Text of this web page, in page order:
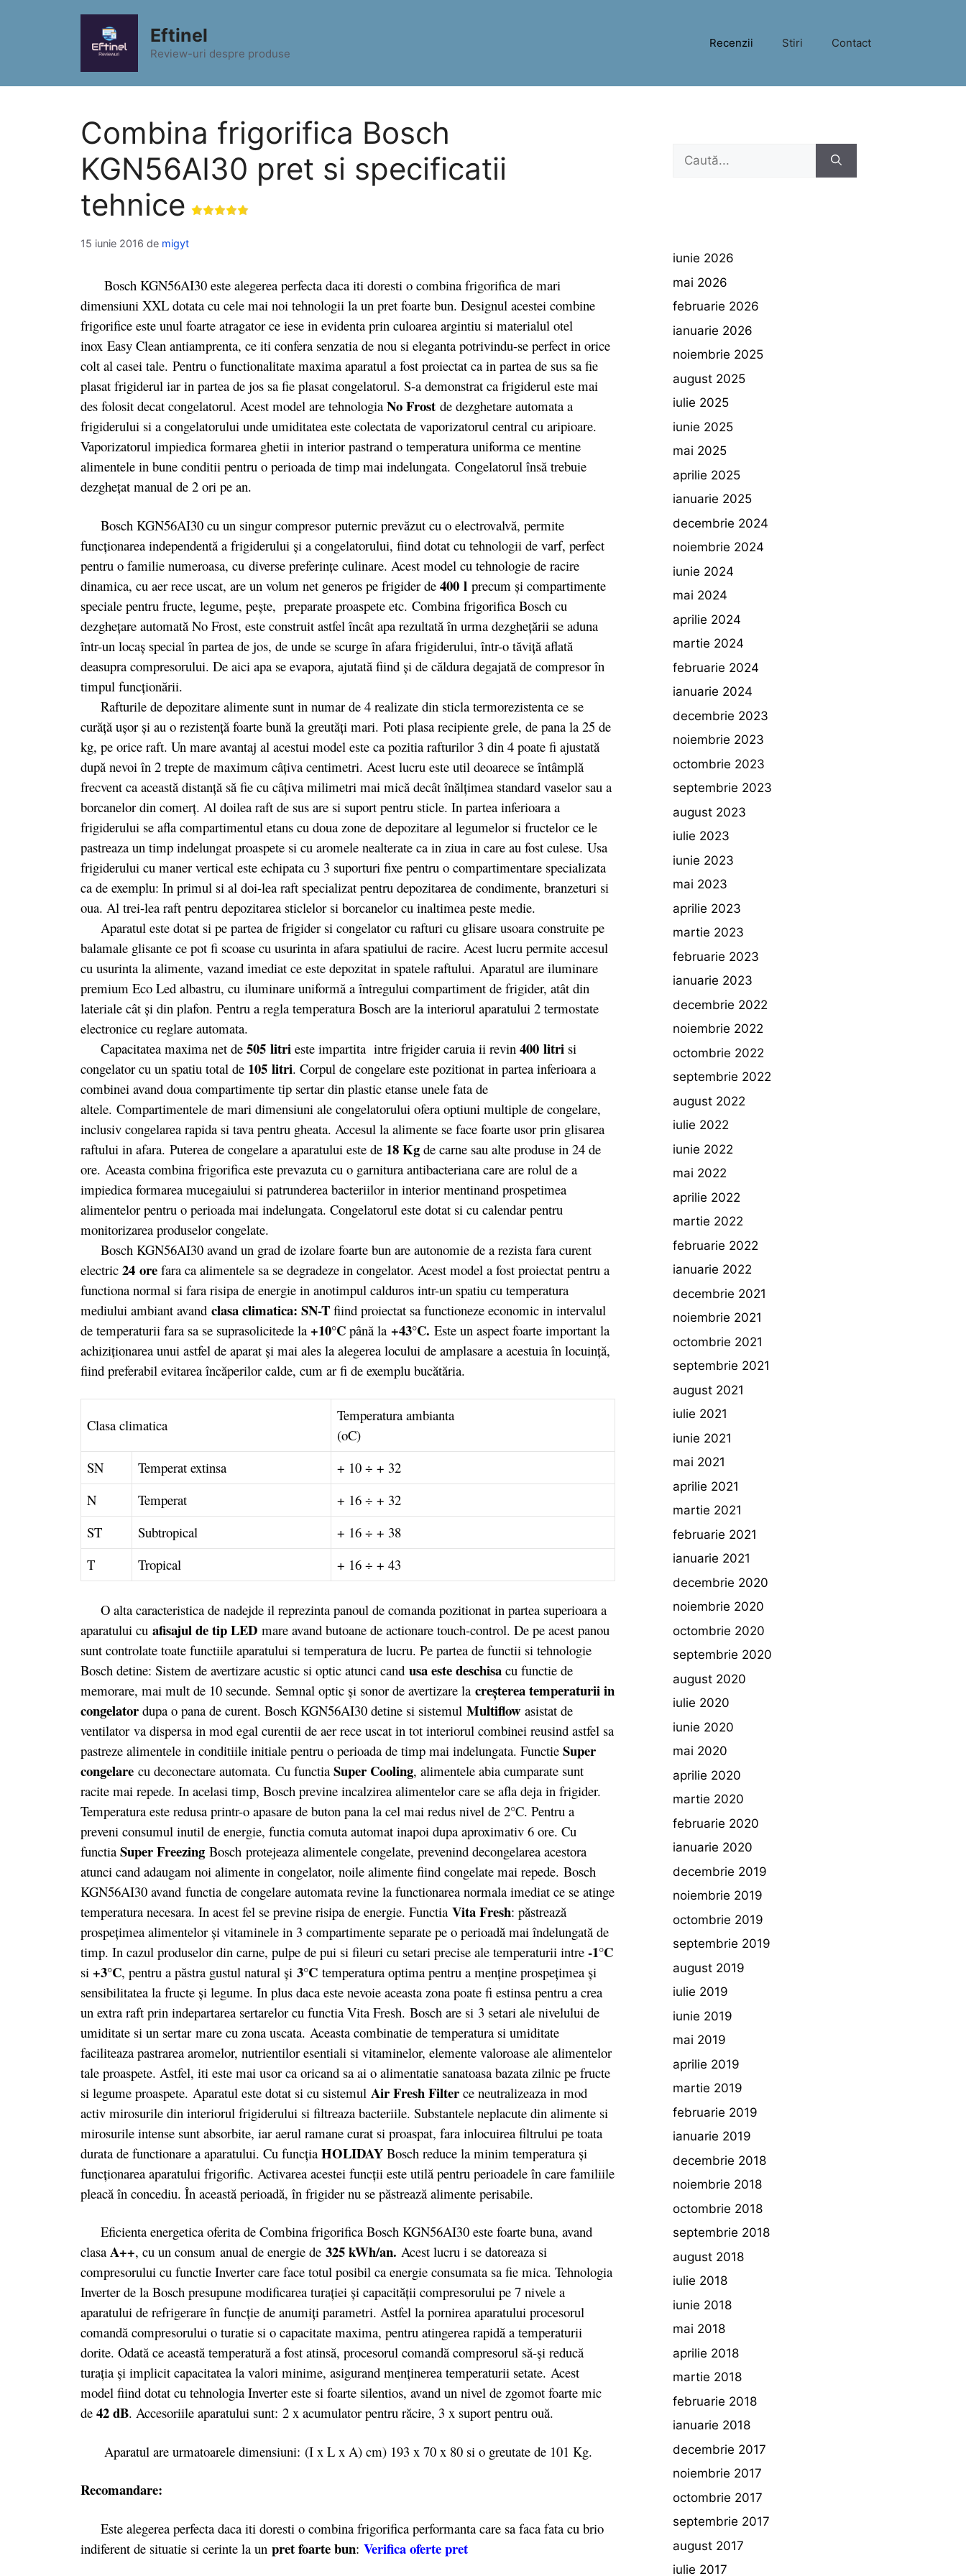
Eftinel
Review-uri despre produse
Recenzii Stiri Contact
Combina frigorifica Bosch
KGN56AI30 pret si specificatii
tehnice
15 iunie 2016 de migyt
Bosch KGN56AI30 este alegerea perfecta daca iti doresti o combina frigorifica de mari
dimensiuni XXL dotata cu cele mai noi tehnologii la un pret foarte bun. Designul acestei combine
frigorifice este unul foarte atragator ce iese in evidenta prin culoarea argintiu si materialul otel
inox Easy Clean antiamprenta, ce iti confera senzatia de nou si eleganta potrivindu-se perfect in orice
colt al casei tale. Pentru o functionalitate maxima aparatul a fost proiectat ca in partea de sus sa fie
plasat frigiderul iar in partea de jos sa fie plasat congelatorul. S-a demonstrat ca frigiderul este mai
des folosit decat congelatorul. Acest model are tehnologia No Frost de dezghetare automata a
frigiderului si a congelatorului unde umiditatea este colectata de vaporizatorul central cu aripioare.
Vaporizatorul impiedica formarea ghetii in interior pastrand o temperatura uniforma ce mentine
alimentele in bune conditii pentru o perioada de timp mai indelungata. Congelatorul însă trebuie
dezgheţat manual de 2 ori pe an.
Bosch KGN56AI30 cu un singur compresor puternic prevăzut cu o electrovalvă, permite
funcţionarea independentă a frigiderului şi a congelatorului, fiind dotat cu tehnologii de varf, perfect
pentru o familie numeroasa, cu diverse preferințe culinare. Acest model cu tehnologie de racire
dinamica, cu aer rece uscat, are un volum net generos pe frigider de 400 l precum și compartimente
speciale pentru fructe, legume, pește, preparate proaspete etc. Combina frigorifica Bosch cu
dezgheţare automată No Frost, este construit astfel încât apa rezultată în urma dezgheţării se aduna
într-un locaş special în partea de jos, de unde se scurge în afara frigiderului, într-o tăviţă aflată
deasupra compresorului. De aici apa se evapora, ajutată fiind şi de căldura degajată de compresor în
timpul funcţionării.
Rafturile de depozitare alimente sunt in numar de 4 realizate din sticla termorezistenta ce se
curăță ușor și au o rezistență foarte bună la greutăți mari. Poti plasa recipiente grele, de pana la 25 de
kg, pe orice raft. Un mare avantaj al acestui model este ca pozitia rafturilor 3 din 4 poate fi ajustată
după nevoi în 2 trepte de maximum câţiva centimetri. Acest lucru este util deoarece se întâmplă
frecvent ca această distanţă să fie cu câţiva milimetri mai mică decât înălţimea standard vaselor sau a
borcanelor din comerţ. Al doilea raft de sus are si suport pentru sticle. In partea inferioara a
frigiderului se afla compartimentul etans cu doua zone de depozitare al legumelor si fructelor ce le
pastreaza un timp indelungat proaspete si cu aromele nealterate ca in ziua in care au fost culese. Usa
frigiderului cu maner vertical este echipata cu 3 suporturi fixe pentru o compartimentare specializata
ca de exemplu: In primul si al doi-lea raft specializat pentru depozitarea de condimente, branzeturi si
oua. Al trei-lea raft pentru depozitarea sticlelor si borcanelor cu inaltimea peste medie.
Aparatul este dotat si pe partea de frigider si congelator cu rafturi cu glisare usoara construite pe
balamale glisante ce pot fi scoase cu usurinta in afara spatiului de racire. Acest lucru permite accesul
cu usurinta la alimente, vazand imediat ce este depozitat in spatele raftului. Aparatul are iluminare
premium Eco Led albastru, cu iluminare uniformă a întregului compartiment de frigider, atât din
lateriale cât și din plafon. Pentru a regla temperatura Bosch are la interiorul aparatului 2 termostate
electronice cu reglare automata.
Capacitatea maxima net de 505 litri este impartita intre frigider caruia ii revin 400 litri si
congelator cu un spatiu total de 105 litri. Corpul de congelare este pozitionat in partea inferioara a
combinei avand doua compartimente tip sertar din plastic etanse unele fata de
altele. Compartimentele de mari dimensiuni ale congelatorului ofera optiuni multiple de congelare,
inclusiv congelarea rapida si tava pentru gheata. Accesul la alimente se face foarte usor prin glisarea
raftului in afara. Puterea de congelare a aparatului este de 18 Kg de carne sau alte produse in 24 de
ore. Aceasta combina frigorifica este prevazuta cu o garnitura antibacteriana care are rolul de a
impiedica formarea mucegaiului si patrunderea bacteriilor in interior mentinand prospetimea
alimentelor pentru o perioada mai indelungata. Congelatorul este dotat si cu calendar pentru
monitorizarea produselor congelate.
Bosch KGN56AI30 avand un grad de izolare foarte bun are autonomie de a rezista fara curent
electric 24 ore fara ca alimentele sa se degradeze in congelator. Acest model a fost proiectat pentru a
functiona normal si fara risipa de energie in anotimpul calduros intr-un spatiu cu temperatura
mediului ambiant avand clasa climatica: SN-T fiind proiectat sa functioneze economic in intervalul
de temperaturii fara sa se suprasolicitede la +10°C până la +43°C. Este un aspect foarte important la
achiziţionarea unui astfel de aparat şi mai ales la alegerea locului de amplasare a acestuia în locuinţă,
fiind preferabil evitarea încăperilor calde, cum ar fi de exemplu bucătăria.
Clasa climatica
Temperatura ambianta
(oC)
SN
Temperat extinsa
+ 10 ÷ + 32
N
Temperat
+ 16 ÷ + 32
ST
Subtropical
+ 16 ÷ + 38
T
Tropical + 16 ÷ + 43
O alta caracteristica de nadejde il reprezinta panoul de comanda pozitionat in partea superioara a
aparatului cu afisajul de tip LED mare avand butoane de actionare touch-control. De pe acest panou
sunt controlate toate functiile aparatului si temperatura de lucru. Pe partea de functii si tehnologie
Bosch detine: Sistem de avertizare acustic si optic atunci cand usa este deschisa cu functie de
memorare, mai mult de 10 secunde. Semnal optic şi sonor de avertizare la creşterea temperaturii in
congelator dupa o pana de curent. Bosch KGN56AI30 detine si sistemul Multiflow asistat de
ventilator va dispersa in mod egal curentii de aer rece uscat in tot interiorul combinei reusind astfel sa
pastreze alimentele in conditiile initiale pentru o perioada de timp mai indelungata. Functie Super
congelare cu deconectare automata. Cu functia Super Cooling, alimentele abia cumparate sunt
racite mai repede. In acelasi timp, Bosch previne incalzirea alimentelor care se afla deja in frigider.
Temperatura este redusa printr-o apasare de buton pana la cel mai redus nivel de 2°C. Pentru a
preveni consumul inutil de energie, functia comuta automat inapoi dupa aproximativ 6 ore. Cu
functia Super Freezing Bosch protejeaza alimentele congelate, prevenind decongelarea acestora
atunci cand adaugam noi alimente in congelator, noile alimente fiind congelate mai repede. Bosch
KGN56AI30 avand functia de congelare automata revine la functionarea normala imediat ce se atinge
temperatura necesara. In acest fel se previne risipa de energie. Functia Vita Fresh: păstrează
prospețimea alimentelor și vitaminele in 3 compartimente separate pe o perioadă mai îndelungată de
timp. In cazul produselor din carne, pulpe de pui si fileuri cu setari precise ale temperaturii intre -1°C
si +3°C, pentru a păstra gustul natural și 3°C temperatura optima pentru a menține prospețimea și
sensibilitatea la fructe și legume. In plus daca este nevoie aceasta zona poate fi estinsa pentru a crea
un extra raft prin indepartarea sertarelor cu functia Vita Fresh. Bosch are si 3 setari ale nivelului de
umiditate si un sertar mare cu zona uscata. Aceasta combinatie de temperatura si umiditate
faciliteaza pastrarea aromelor, nutrientilor esentiali si vitaminelor, elemente valoroase ale alimentelor
tale proaspete. Astfel, iti este mai usor ca oricand sa ai o alimentatie sanatoasa bazata zilnic pe fructe
si legume proaspete. Aparatul este dotat si cu sistemul Air Fresh Filter ce neutralizeaza in mod
activ mirosurile din interiorul frigiderului si filtreaza bacteriile. Substantele neplacute din alimente si
mirosurile intense sunt absorbite, iar aerul ramane curat si proaspat, fara inlocuirea filtrului pe toata
durata de functionare a aparatului. Cu funcţia HO­LIDAY Bosch re­duce la minim tem­pe­ratura şi
func­­­ţionarea a­pa­ratului fri­­gorific. Ac­tivarea acestei funcţii este utilă pentru perioadele în care familiile
pleacă în concediu. În această pe­­rioadă, în fri­gider nu se păstrează alimente perisabile.
Eficienta energetica oferita de Combina frigorifica Bosch KGN56AI30 este foarte buna, avand
clasa A++, cu un consum anual de energie de 325 kWh/an. Acest lucru i se datoreaza si
compresorului cu functie Inverter care face totul posibil ca energie consumata sa fie mica. Tehnologia
Inverter de la Bosch presupune modificarea turației și capacității compresorului pe 7 nivele a
aparatului de refrigerare în funcție de anumiți parametri. Astfel la pornirea aparatului procesorul
comandă compresorului o turatie si o capacitate maxima, pentru atingerea rapidă a temperaturii
dorite. Odată ce această temperatură a fost atinsă, procesorul comandă compresorul să-și reducă
turația și implicit capacitatea la valori minime, asigurand menținerea temperaturii setate. Acest
model fiind dotat cu tehnologia Inverter este si foarte silentios, avand un nivel de zgomot foarte mic
de 42 dB. Accesoriile aparatului sunt: 2 x acumulator pentru răcire, 3 x suport pentru ouă.
Aparatul are urmatoarele dimensiuni: (I x L x A) cm) 193 x 70 x 80 si o greutate de 101 Kg.
Recomandare:
Este alegerea perfecta daca iti doresti o combina frigorifica performanta care sa faca fata cu brio
indiferent de situatie si cerinte la un pret foarte bun: Verifica oferte pret
Caută
iunie 2026
mai 2026
februarie 2026
ianuarie 2026
noiembrie 2025
august 2025
iulie 2025
iunie 2025
mai 2025
aprilie 2025
ianuarie 2025
decembrie 2024
noiembrie 2024
iunie 2024
mai 2024
aprilie 2024
martie 2024
februarie 2024
ianuarie 2024
decembrie 2023
noiembrie 2023
octombrie 2023
septembrie 2023
august 2023
iulie 2023
iunie 2023
mai 2023
aprilie 2023
martie 2023
februarie 2023
ianuarie 2023
decembrie 2022
noiembrie 2022
octombrie 2022
septembrie 2022
august 2022
iulie 2022
iunie 2022
mai 2022
aprilie 2022
martie 2022
februarie 2022
ianuarie 2022
decembrie 2021
noiembrie 2021
octombrie 2021
septembrie 2021
august 2021
iulie 2021
iunie 2021
mai 2021
aprilie 2021
martie 2021
februarie 2021
ianuarie 2021
decembrie 2020
noiembrie 2020
octombrie 2020
septembrie 2020
august 2020
iulie 2020
iunie 2020
mai 2020
aprilie 2020
martie 2020
februarie 2020
ianuarie 2020
decembrie 2019
noiembrie 2019
octombrie 2019
septembrie 2019
august 2019
iulie 2019
iunie 2019
mai 2019
aprilie 2019
martie 2019
februarie 2019
ianuarie 2019
decembrie 2018
noiembrie 2018
octombrie 2018
septembrie 2018
august 2018
iulie 2018
iunie 2018
mai 2018
aprilie 2018
martie 2018
februarie 2018
ianuarie 2018
decembrie 2017
noiembrie 2017
octombrie 2017
septembrie 2017
august 2017
iulie 2017